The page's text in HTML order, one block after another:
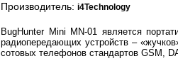
Производитель: i4Technology
BugHunter Mini MN-01 является
радиопередающих устройств –
сотовых телефонов стандартов GSM,